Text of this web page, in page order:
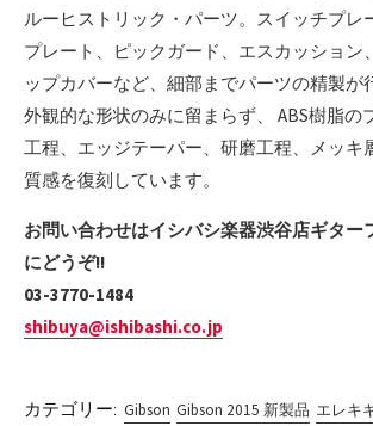
ルーヒストリック・パーツ。スイッチプレ
プレート、ピックガード、エスカッション
ップカバーなど、細部までパーツの精製が
外観的な形状のみに留まらず、 ABS樹脂の
工程、エッジテーパー、研磨工程、メッキ
質感を復刻しています。
お問い合わせはイシバシ楽器渋谷店ギター
にどうぞ!!
03-3770-1484
shibuya@ishibashi.co.jp
カテゴリー: Gibson Gibson 2015 新製品 エレキ